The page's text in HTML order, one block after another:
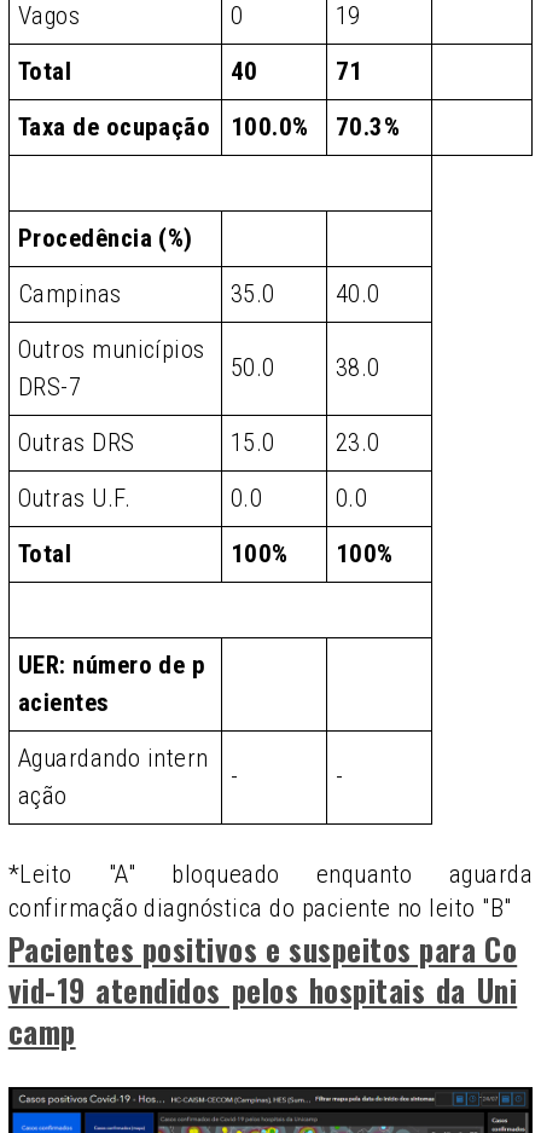
Vagos 0
19
Total
40
71
Taxa de ocupação
100.0% 70.3%
Procedência (%)
Campinas
35.0
40.0
Outros municípios
DRS-7
50.0 38.0
Outras DRS 15.0
23.0
Outras U.F.
0.0
0.0
Total
100% 100%
UER: número de p
acientes
Aguardando intern
ação
- -
*Leito "A" bloqueado enquanto aguarda
confirmação diagnóstica do paciente no leito "B"
Pacientes positivos e suspeitos para Co
vid-19 atendidos pelos hospitais da Uni
camp